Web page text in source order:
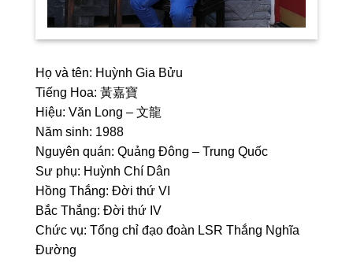
Họ và tên: Huỳnh Gia Bửu
Tiếng Hoa: 黃嘉寶
Hiệu: Văn Long – 文龍
Năm sinh: 1988
Nguyên quán: Quảng Đông – Trung Quốc
Sư phụ: Huỳnh Chí Dân
Hồng Thắng: Đời thứ VI
Bắc Thắng: Đời thứ IV
Chức vụ: Tổng chỉ đạo đoàn LSR Thắng Nghĩa
Đường